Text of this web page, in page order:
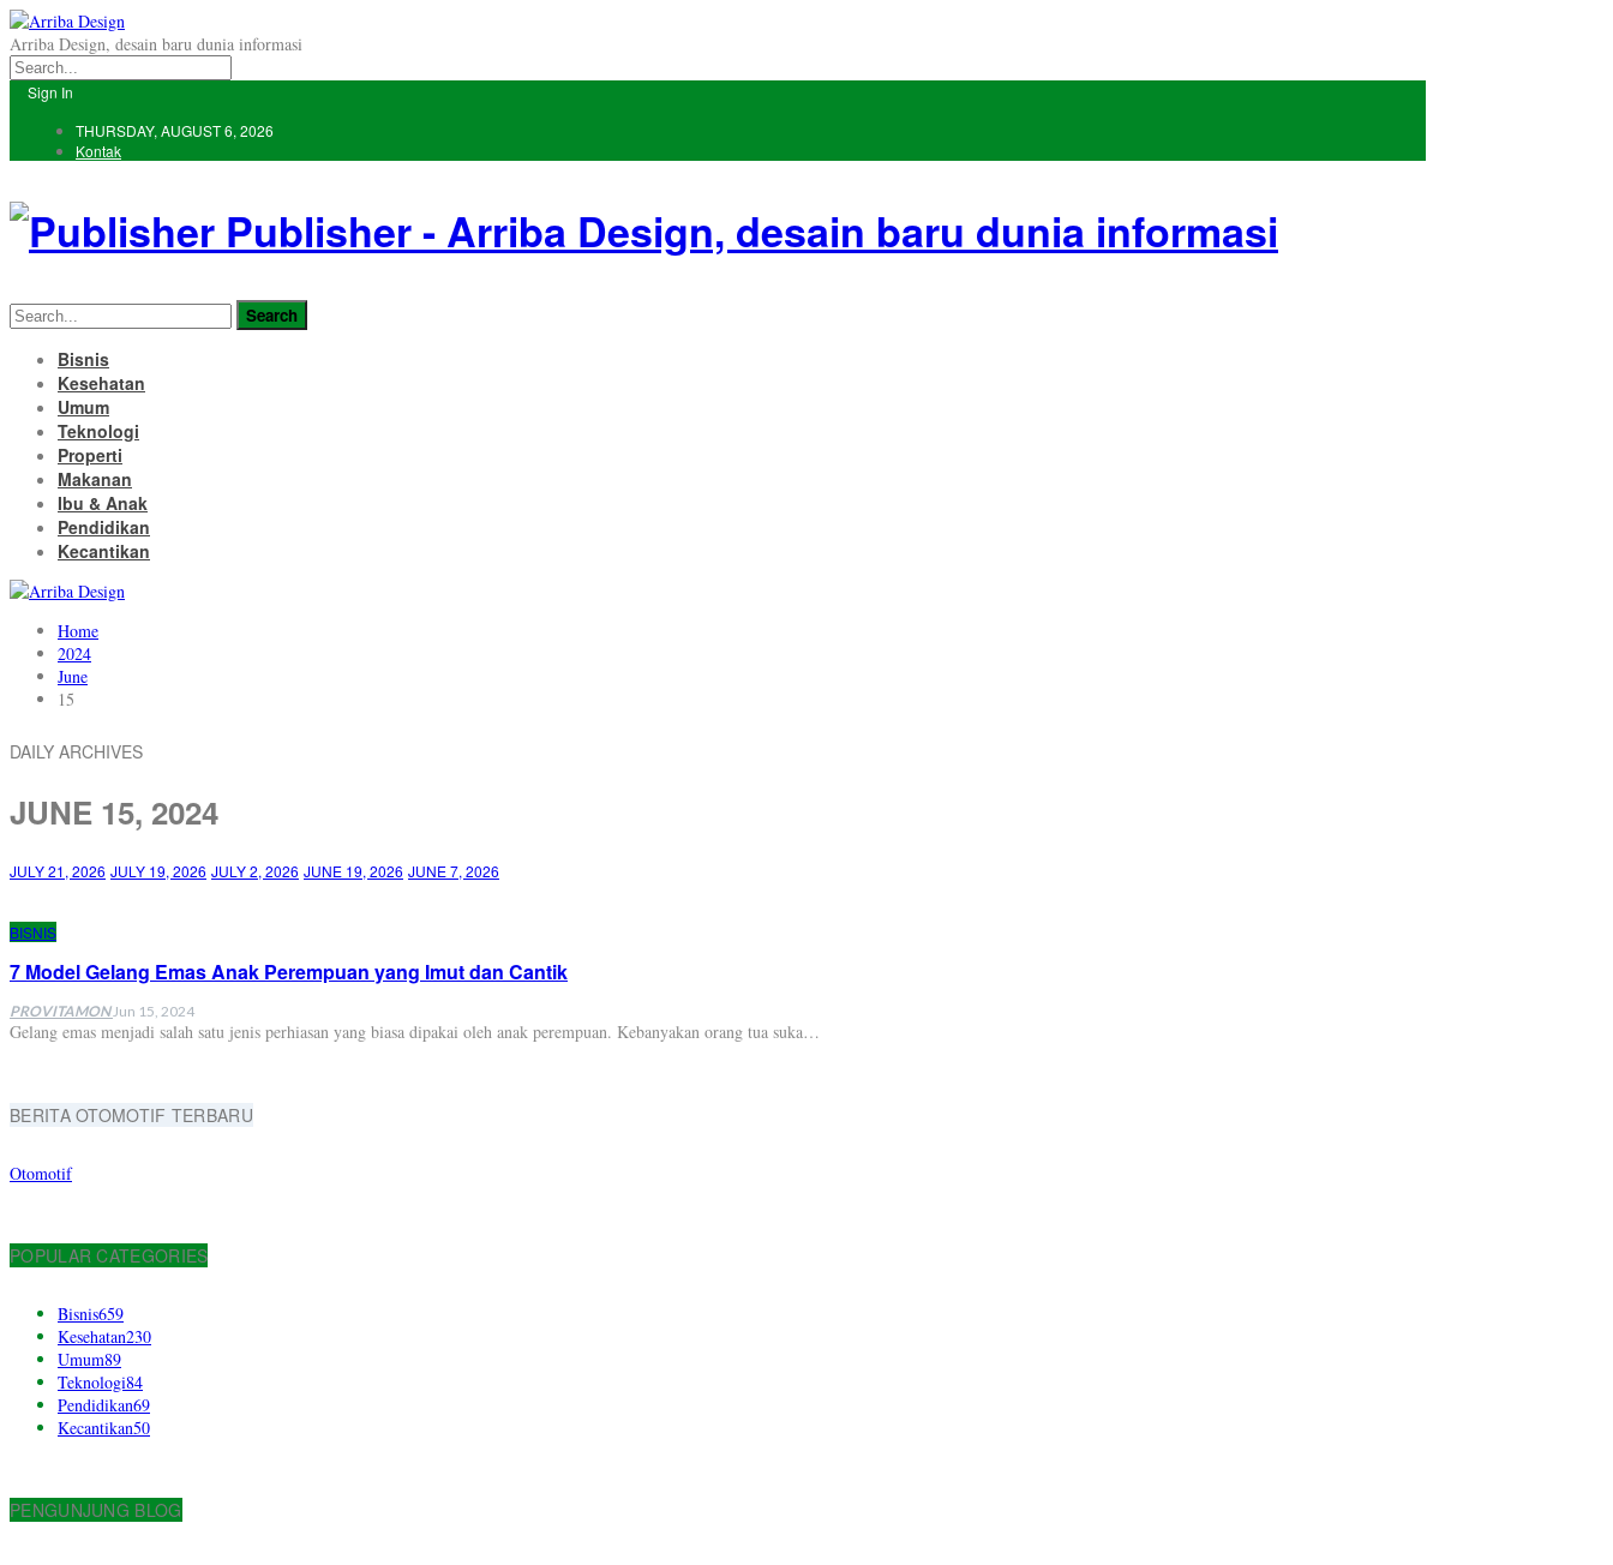
Arriba Design, desain baru dunia informasi
Sign In
THURSDAY, AUGUST 6, 2026
Kontak
Publisher - Arriba Design, desain baru dunia informasi
Bisnis
Kesehatan
Umum
Teknologi
Properti
Makanan
Ibu & Anak
Pendidikan
Kecantikan
Home
2024
June
15
DAILY ARCHIVES
JUNE 15, 2024
JULY 21, 2026 JULY 19, 2026 JULY 2, 2026 JUNE 19, 2026 JUNE 7, 2026
BISNIS
7 Model Gelang Emas Anak Perempuan yang Imut dan Cantik
PROVITAMON Jun 15, 2024
Gelang emas menjadi salah satu jenis perhiasan yang biasa dipakai oleh anak perempuan. Kebanyakan orang tua suka…
BERITA OTOMOTIF TERBARU
Otomotif
POPULAR CATEGORIES
Bisnis659
Kesehatan230
Umum89
Teknologi84
Pendidikan69
Kecantikan50
PENGUNJUNG BLOG